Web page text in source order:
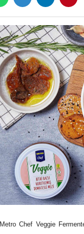
Chef Veggie